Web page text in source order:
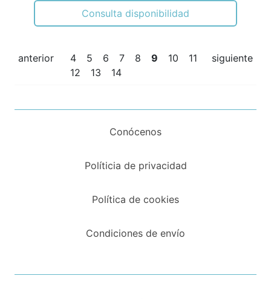
Consulta disponibilidad
anterior 4 5 6 7 8 9 10
11
12
13 14
siguiente
Conócenos
Políticia de privacidad
Política de cookies
Condiciones de envío